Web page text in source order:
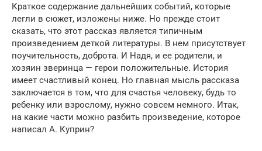
Краткое содержание дальнейших событий, которые
легли в сюжет, изложены ниже. Но прежде стоит
сказать, что этот рассказ является типичным
произведением деткой литературы. В нем присутствует
поучительность, доброта. И Надя, и ее родители, и
хозяин зверинца — герои положительные. История
имеет счастливый конец. Но главная мысль рассказа
заключается в том, что для счастья человеку, будь то
ребенку или взрослому, нужно совсем немного. Итак,
на какие части можно разбить произведение, которое
написал А. Куприн?